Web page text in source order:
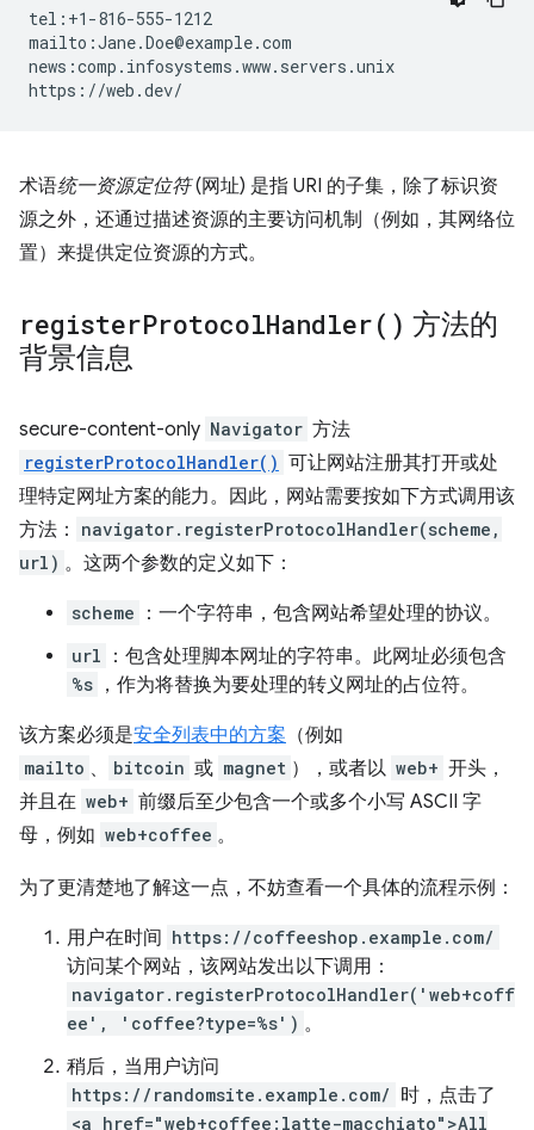
tel:+1-816-555-1212
mailto:Jane.Doe@example.com
news:comp.infosystems.www.servers.unix
术语统一资源定位符(网址) 是指 URI 的子集，除了标识资
源之外，还通过描述资源的主要访问机制（例如，其网络位
置）来提供定位资源的方式。
registerProtocolHandler( ) 方法的
背景信息
secure-content-only Navigator 方法
registerProtocolHandler() 可让网站注册其打开或处
理特定网址方案的能力。因此，网站需要按如下方式调用该
方法：
navigator.registerProtocolHandler(scheme,
url) 。这两个参数的定义如下：
scheme ：一个字符串，包含网站希望处理的协议。
url ：包含处理脚本网址的字符串。此网址必须包含
%s ，作为将替换为要处理的转义网址的占位符。
该方案必须是安全列表中的方案 （例如
mailto 、 bitcoin 或 magnet ），或者以 web+ 开头，
并且在 web+ 前缀后至少包含一个或多个小写 ASCII 字
母，例如 web+coffee 。
为了更清楚地了解这一点，不妨查看一个具体的流程示例：
用户在时间 https://coffeeshop.example.com/
访问某个网站，该网站发出以下调用：
navigator.registerProtocolHandler('web+coff
ee', 'coffee?type=%s') 。
稍后，当用户访问
https://randomsite.example.com/ 时，点击了
<a href="web+coffee:latte-macchiato">All